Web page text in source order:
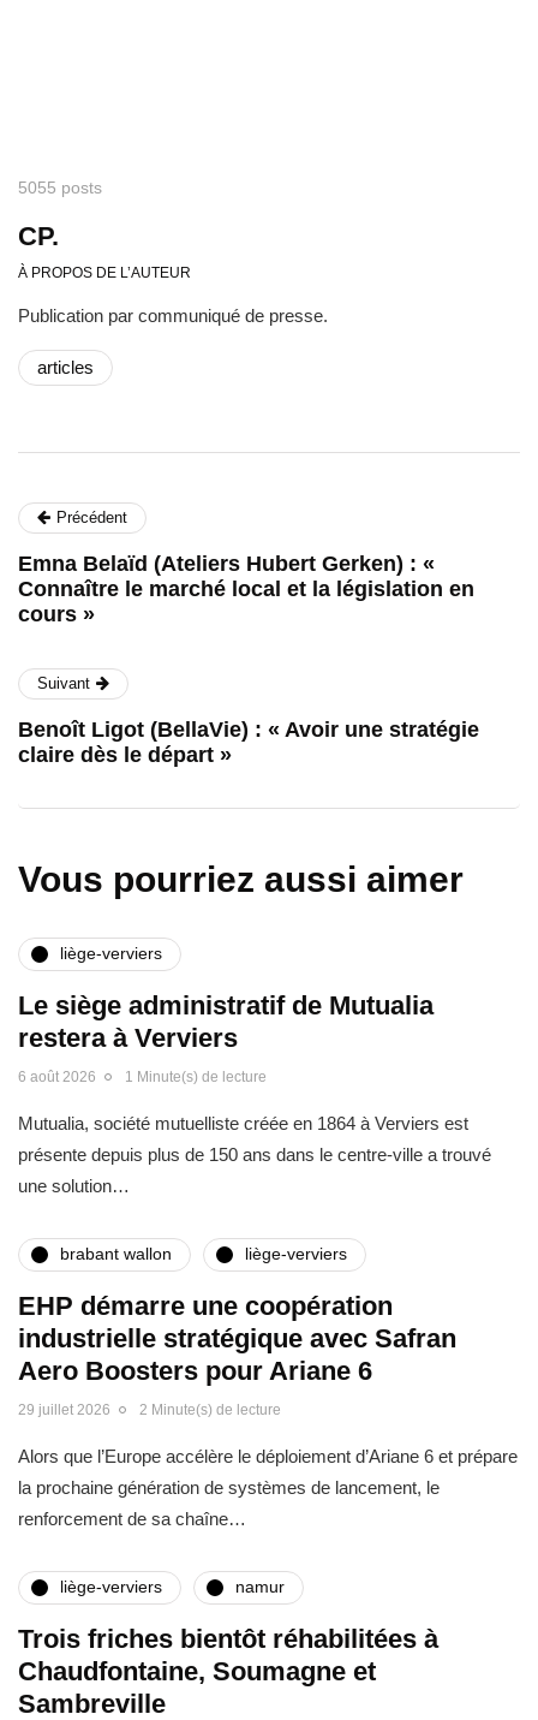
5055 posts
CP.
À PROPOS DE L’AUTEUR
Publication par communiqué de presse.
articles
Précédent
Emna Belaïd (Ateliers Hubert Gerken) : «
Connaître le marché local et la législation en
cours »
Suivant
Benoît Ligot (BellaVie) : « Avoir une stratégie
claire dès le départ »
Vous pourriez aussi aimer
liège-verviers
Le siège administratif de Mutualia
restera à Verviers
6 août 2026 1 Minute(s) de lecture
Mutualia, société mutuelliste créée en 1864 à Verviers est
présente depuis plus de 150 ans dans le centre-ville a trouvé
une solution…
brabant wallon liège-verviers
EHP démarre une coopération
industrielle stratégique avec Safran
Aero Boosters pour Ariane 6
29 juillet 2026 2 Minute(s) de lecture
Alors que l’Europe accélère le déploiement d’Ariane 6 et prépare
la prochaine génération de systèmes de lancement, le
renforcement de sa chaîne…
liège-verviers namur
Trois friches bientôt réhabilitées à
Chaudfontaine, Soumagne et
Sambreville